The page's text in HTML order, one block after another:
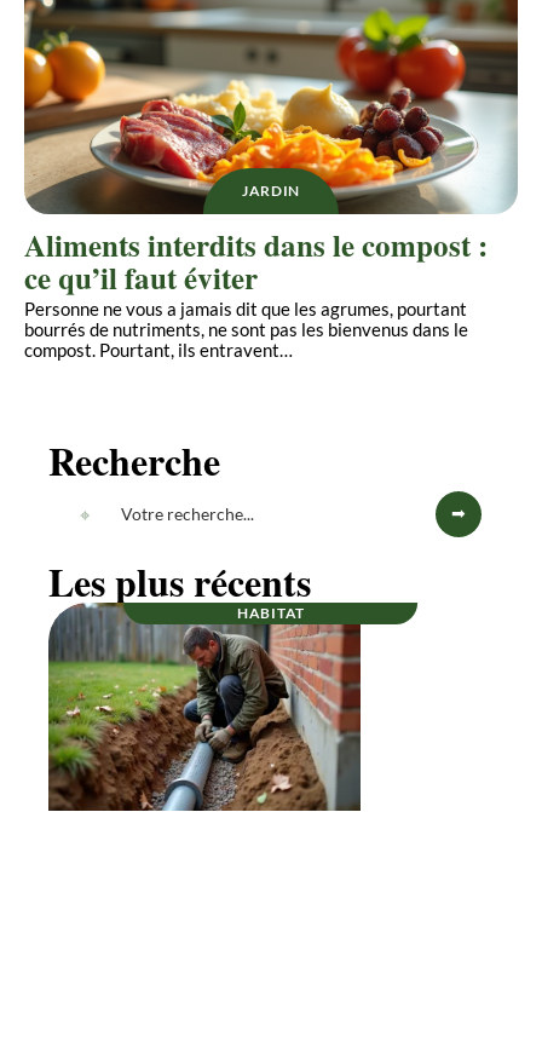
JARDIN
Aliments interdits dans le compost :
ce qu’il faut éviter
Personne ne vous a jamais dit que les agrumes, pourtant
bourrés de nutriments, ne sont pas les bienvenus dans le
compost. Pourtant, ils entravent…
Recherche
Les plus récents
HABITAT